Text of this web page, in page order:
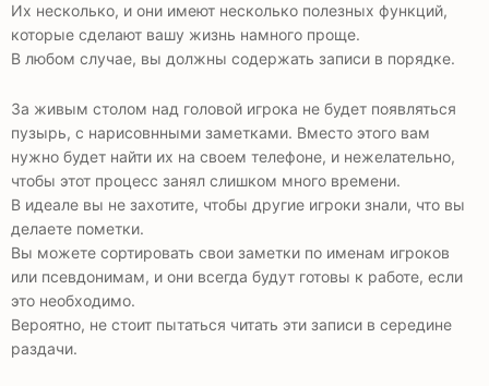
Их несколько, и они имеют несколько полезных функций,
которые сделают вашу жизнь намного проще.
В любом случае, вы должны содержать записи в порядке.
За живым столом над головой игрока не будет появляться
пузырь, с нарисовнными заметками. Вместо этого вам
нужно будет найти их на своем телефоне, и нежелательно,
чтобы этот процесс занял слишком много времени.
В идеале вы не захотите, чтобы другие игроки знали, что вы
делаете пометки.
Вы можете сортировать свои заметки по именам игроков
или псевдонимам, и они всегда будут готовы к работе, если
это необходимо.
Вероятно, не стоит пытаться читать эти записи в середине
раздачи.